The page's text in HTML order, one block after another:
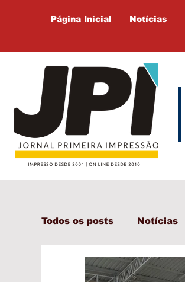
Página Inicial Notícias
Todos os posts Notícias
Cimbaju Legislativo